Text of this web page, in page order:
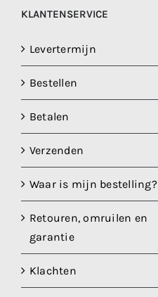
KLANTENSERVICE
Levertermijn
Bestellen
Betalen
Verzenden
Waar is mijn bestelling?
Retouren, omruilen en
garantie
Klachten